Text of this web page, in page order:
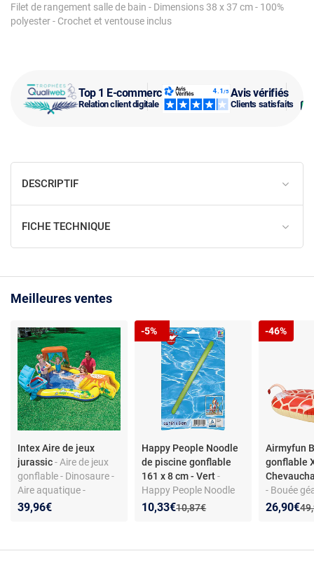
Top 1 E-commerce
Relation client digitale
Avis vérifiés
Clients satisfaits
Filet de rangement salle de bain - Dimensions 38 x 37 cm - 100%
polyester - Crochet et ventouse inclus
DESCRIPTIF
FICHE TECHNIQUE
Meilleures ventes
Intex Aire de jeux
jurassic- Aire de jeux
gonflable - Dinosaure -
Aire aquatique -
249x191x109 cm
39,96€
Happy People Noodle
de piscine gonflable
161 x 8 cm - Vert-
Happy People Noodle
de piscine gonflable
Ancien prix :
10,87€
Nouveau prix :
10,33€
Réduction de :
-5%
Airmyfun
gonflable
- Bouée
Giraffe -
Nouveau
26,90€
-46%